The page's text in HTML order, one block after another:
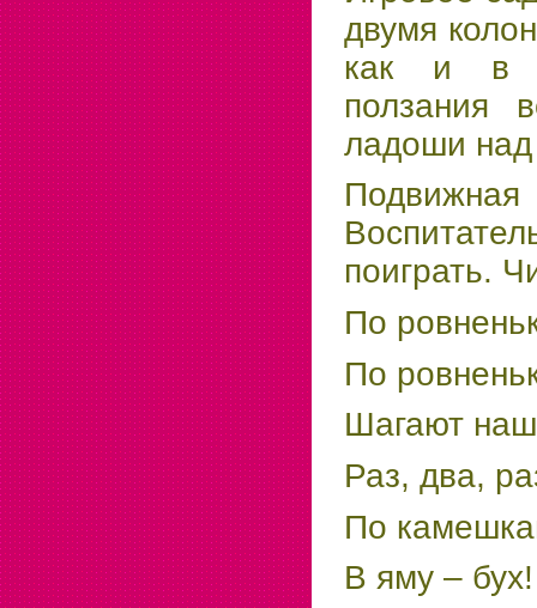
двумя
как и в
ползания
ладоши над
поиграть.
По
По
Шагают
Раз, два,
По
В яму – бух!